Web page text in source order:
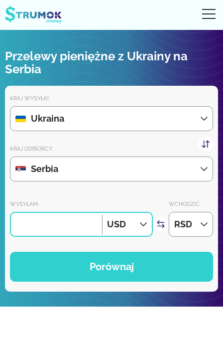
Przelewy pieniężne
Digital konto
Recenzje partnerów
Wkrótce pobierz aplikację na iPhone'a i Androida:
Przelewy pieniężne z Ukrainy na
Serbia
KRAJ WYSYŁKI:
Ukraina
KRAJ ODBIORCY:
Serbia
WYSYŁAM:
USD
WCHODZIĆ:
RSD
Porównaj